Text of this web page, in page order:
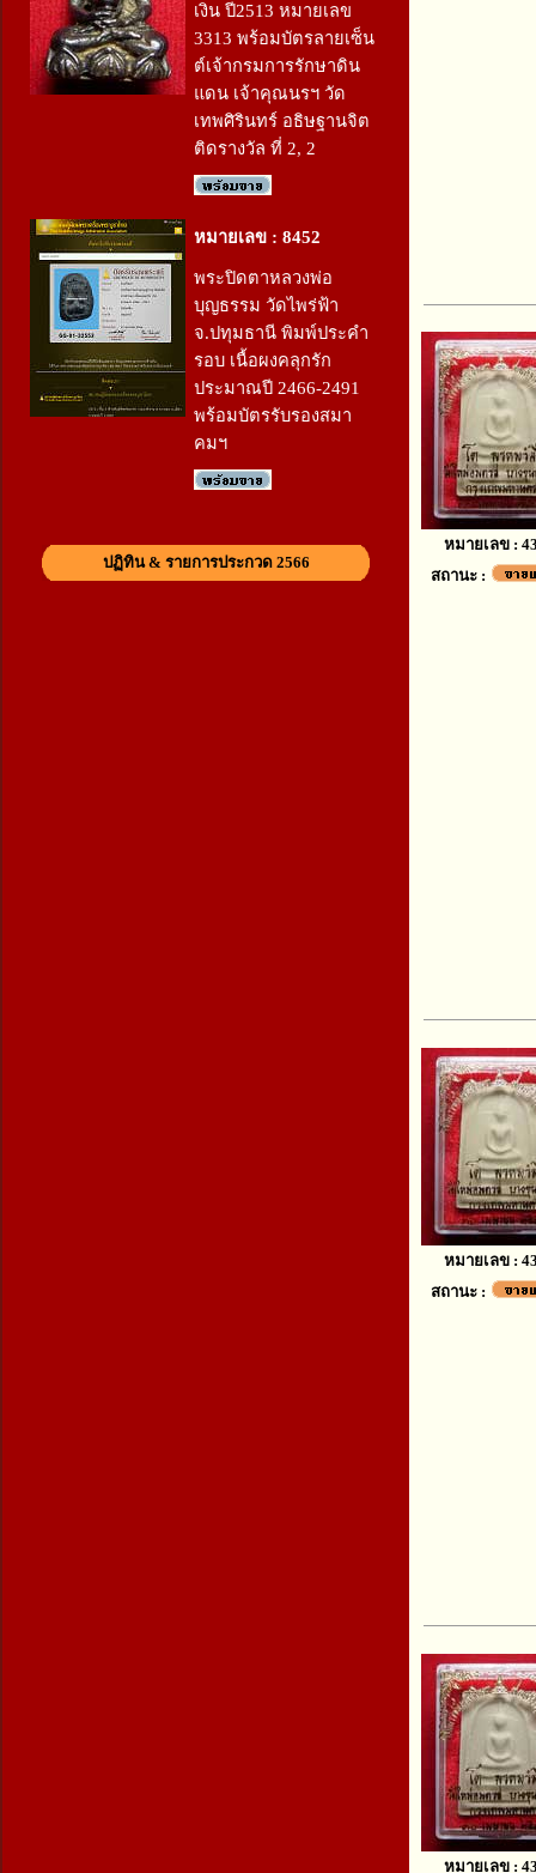
เงิน ปี2513 หมายเลข
3313 พร้อมบัตรลายเซ็น
ต์เจ้ากรมการรักษาดิน
แดน เจ้าคุณนรฯ วัด
เทพศิรินทร์ อธิษฐานจิต
ติดรางวัล ที่ 2, 2
หมายเลข : 8452
พระปิดตาหลวงพ่อ
บุญธรรม วัดไพร่ฟ้า
จ.ปทุมธานี พิมพ์ประคำ
รอบ เนื้อผงคลุกรัก
ประมาณปี 2466-2491
พร้อมบัตรรับรองสมา
คมฯ
ปฏิทิน & รายการประกวด 2566
หมายเลข :
สถานะ :
หมายเลข :
สถานะ :
หมายเลข :